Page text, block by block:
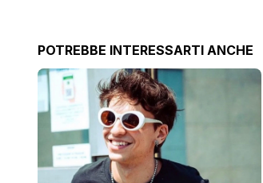
POTREBBE INTERESSARTI ANCHE